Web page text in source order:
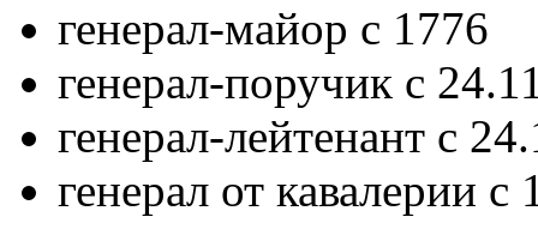
генерал-майор с 1776
генерал-поручик с
генерал-лейтенант с
генерал от кавалерии с